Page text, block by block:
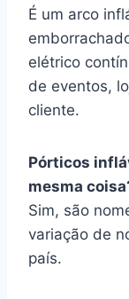
É um arco
elétrico
de eventos,
cliente.
Pórticos
mesma
Sim, são
variação de
país.